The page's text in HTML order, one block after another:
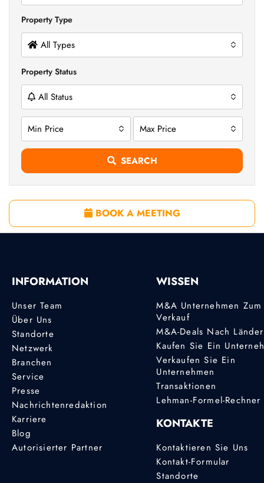
Property Type
All Types
Property Status
All Status
Min Price Max Price
SEARCH
BOOK A MEETING
INFORMATION
Unser Team
Über Uns
Standorte
Netzwerk
Branchen
Service
Presse
Nachrichtenredaktion
Karriere
Blog
Autorisierter Partner
WISSEN
M&A Unternehmen Zum
Verkauf
M&A-Deals Nach
Kaufen Sie Ein
Verkaufen Sie Ein
Unternehmen
Transaktionen
Lehman-Formel-Rechner
KONTAKTE
Kontaktieren Sie Uns
Kontakt-Formular
Standorte